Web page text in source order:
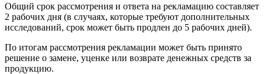
Общий срок рассмотрения и ответа на рекламацию составляет
2 рабочих дня (в случаях, которые требуют дополнительных
исследований, срок может быть продлен до 5 рабочих дней).
По итогам рассмотрения рекламации может быть принято
решение о замене, уценке или возврате денежных средств за
продукцию.